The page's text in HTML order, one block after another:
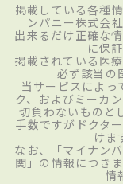
掲載している各種
ンパニー株式会
出来るだけ正確な
に保
掲載されている医
必ず該当の
当サービスによっ
ク、およびミーカ
切負わないものと
手数ですがドクタ
けま
なお、「マイナン
関」の情報につき
情